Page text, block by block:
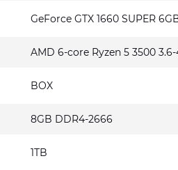
GeForce GTX 1660 SUPER
AMD 6-core Ryzen 5 3500 3.6-
BOX
8GB DDR4-2666
1TB